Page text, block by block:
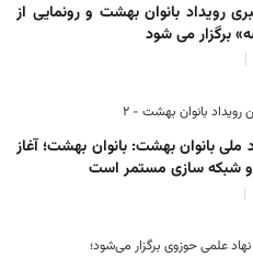
رویداد بانوان بهشت و رونمایی از
برگزار می شود
رویداد بانوان بهشت - ۲
ملی بانوان بهشت: بانوان بهشت؛ آغاز
شبکه سازی مستمر است
علمی حوزوی برگزار می‌شود؛